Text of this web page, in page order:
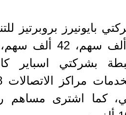
بروبرتيز
جدوى للتنمية الصناعية،
بشركتي اسباير
كما اشترى